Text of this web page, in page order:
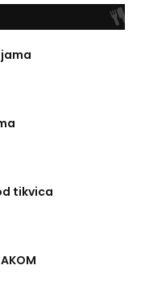
tikvica